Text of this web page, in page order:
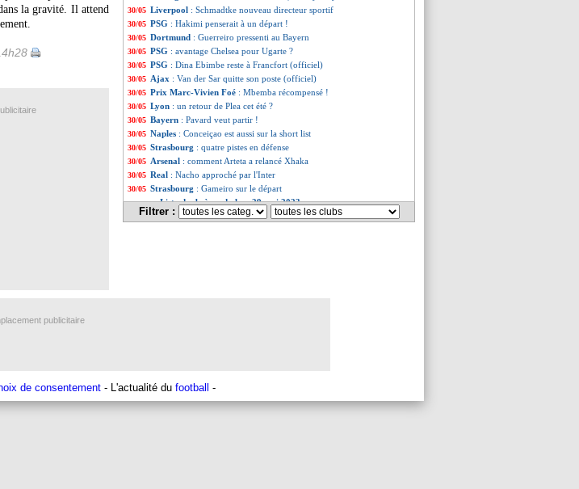
la gravité. Il attend
30/05 Liverpool : Schmadtke nouveau directeur sportif
30/05 PSG : Hakimi penserait à un départ !
30/05 Dortmund : Guerreiro pressenti au Bayern
30/05 PSG : avantage Chelsea pour Ugarte ?
30/05 PSG : Dina Ebimbe reste à Francfort (officiel)
30/05 Ajax : Van der Sar quitte son poste (officiel)
30/05 Prix Marc-Vivien Foé : Mbemba récompensé !
30/05 Lyon : un retour de Plea cet été ?
30/05 Bayern : Pavard veut partir !
30/05 Naples : Conceiçao est aussi sur la short list
30/05 Strasbourg : quatre pistes en défense
30/05 Arsenal : comment Arteta a relancé Xhaka
30/05 Real : Nacho approché par l'Inter
30/05 Strasbourg : Gameiro sur le départ
... Liste des brèves du lun. 29 mai 2023
Liste des brèves du dim. 28 mai 2023
Filtrer :
publicitaire
de consentement - L'actualité du football -